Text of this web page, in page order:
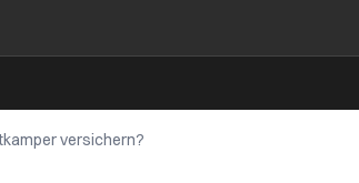
versichern?